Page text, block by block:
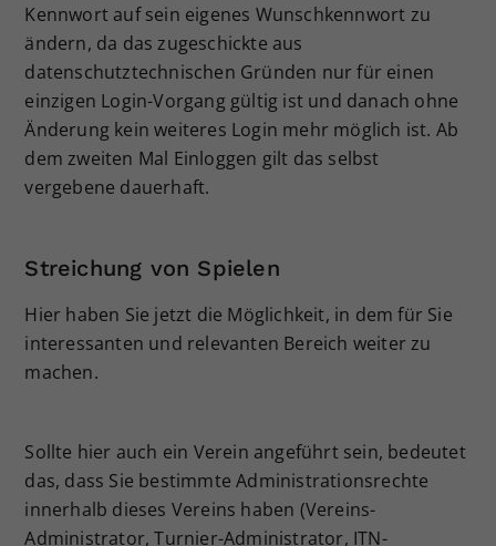
Kennwort auf sein eigenes Wunschkennwort zu
ändern, da das zugeschickte aus
datenschutztechnischen Gründen nur für einen
einzigen Login-Vorgang gültig ist und danach ohne
Änderung kein weiteres Login mehr möglich ist. Ab
dem zweiten Mal Einloggen gilt das selbst
vergebene dauerhaft.
Streichung von Spielen
Hier haben Sie jetzt die Möglichkeit, in dem für Sie
interessanten und relevanten Bereich weiter zu
machen.
Sollte hier auch ein Verein angeführt sein, bedeutet
das, dass Sie bestimmte Administrationsrechte
innerhalb dieses Vereins haben (Vereins-
Administrator, Turnier-Administrator, ITN-